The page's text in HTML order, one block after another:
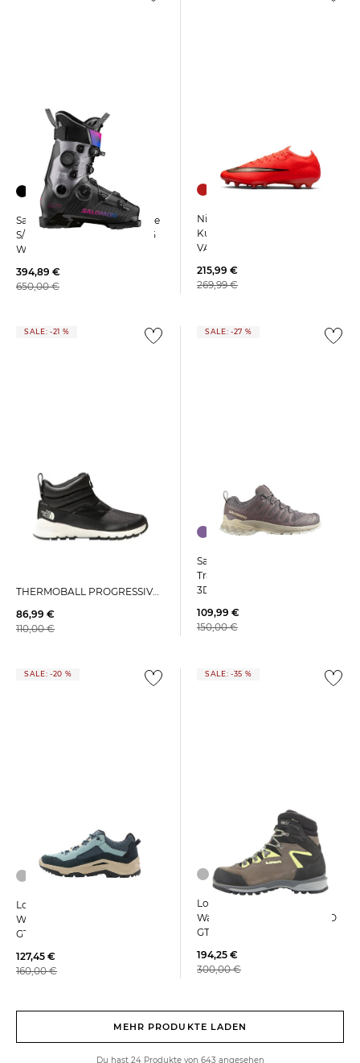
Salomon | Damen Skischuhe
S/PRO SUPRA DUAL BOA 115
W GW
394,89 €
650,00 €
Nike | Fußballschuhe
Kunstrasen MERCURIAL
VAPOR 17 ELITE AG
215,99 €
269,99 €
SALE: -21 %
THERMOBALL PROGRESSIVE
86,99 €
110,00 €
SALE: -27 %
Salomon | Damen
Trailrunningschuhe XA PRO
3D V9
109,99 €
150,00 €
SALE: -20 %
Lowa | Damen
Wanderschuhe VENTIERRA
GTX LO
127,45 €
160,00 €
SALE: -35 %
Lowa | Damen
Wanderschuhe LAVENA EVO
GTX WS
194,25 €
300,00 €
MEHR PRODUKTE LADEN
Du hast 24 Produkte von 643 angesehen